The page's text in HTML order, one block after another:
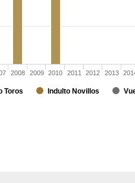
Toros Indulto Novillos
2008 2009 2010 2011 2012 2013